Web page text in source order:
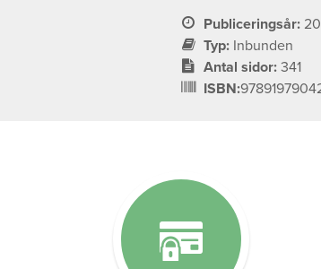
Publiceringsår:
Typ: Inbunden
Antal sidor: 341
ISBN: